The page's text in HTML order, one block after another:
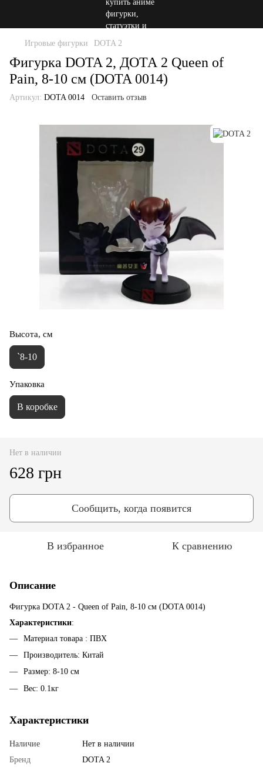
Игровые фигурки DOTA 2
Фигурка DOTA 2, ДОТА 2 Queen of
Pain, 8-10 см (DOTA 0014)
Артикул: DOTA 0014 Оставить отзыв
Высота, см
`8-10
Упаковка
В коробке
Нет в наличии
628 грн
Сообщить, когда появится
В избранное К сравнению
Описание
Фигурка DOTA 2 - Queen of Pain, 8-10 см (DOTA 0014)
Характеристики:
Материал товара : ПВХ
Производитель: Китай
Размер: 8-10 см
Вес: 0.1кг
Характеристики
Наличие
Нет в наличии
Бренд
DOTA 2